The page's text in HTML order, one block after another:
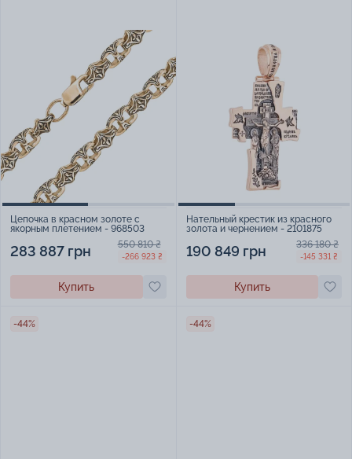
Цепочка в красном золоте с
якорным плетением - 968503
283 887 грн 550 810 ₴
-266 923 ₴
Купить
Нательный крестик из красного
золота и чернением - 2101875
190 849 грн 336 180 ₴
-145 331 ₴
Купить
-44% -44%